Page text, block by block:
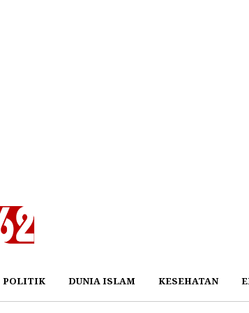
POLITIK DUNIA ISLAM KESEHATAN